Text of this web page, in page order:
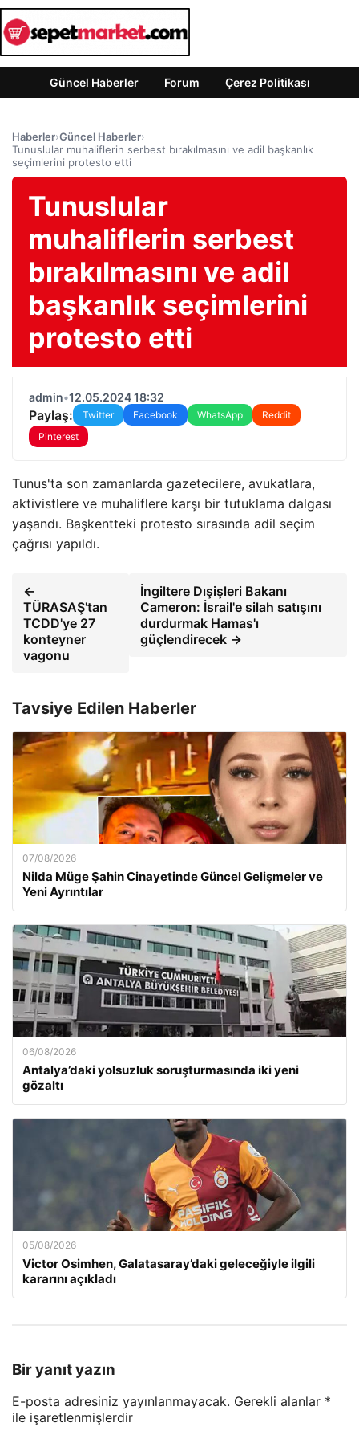
Güncel Haberler Forum Çerez Politikası
Haberler›Güncel Haberler›
Tunuslular muhaliflerin serbest bırakılmasını ve adil başkanlık
seçimlerini protesto etti
Tunuslular
muhaliflerin serbest
bırakılmasını ve adil
başkanlık seçimlerini
protesto etti
admin•12.05.2024 18:32
Paylaş: Twitter Facebook WhatsApp
Reddit
Pinterest
Tunus'ta son zamanlarda gazetecilere, avukatlara,
aktivistlere ve muhaliflere karşı bir tutuklama dalgası
yaşandı. Başkentteki protesto sırasında adil seçim
çağrısı yapıldı.
←
TÜRASAŞ'tan
TCDD'ye 27
konteyner
vagonu
İngiltere Dışişleri Bakanı
Cameron: İsrail'e silah satışını
durdurmak Hamas'ı
güçlendirecek →
Tavsiye Edilen Haberler
07/08/2026
Nilda Müge Şahin Cinayetinde Güncel Gelişmeler ve
Yeni Ayrıntılar
06/08/2026
Antalya’daki yolsuzluk soruşturmasında iki yeni
gözaltı
05/08/2026
Victor Osimhen, Galatasaray’daki geleceğiyle ilgili
kararını açıkladı
Bir yanıt yazın
E-posta adresiniz yayınlanmayacak. Gerekli alanlar *
ile işaretlenmişlerdir